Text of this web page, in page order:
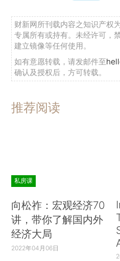
财新网所刊载内容之知识产权
专属所有或持有。未经许可，
建立镜像等任何使用。
如有意愿转载，请发邮件至
确认及授权后，方可转载。
推荐阅读
私房课
向松祚：宏观经济70
讲，带你了解国内外
经济大局
2022年04月06日